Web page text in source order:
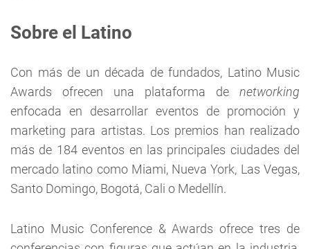
Sobre el Latino
Con más de un década de fundados, Latino Music
Awards ofrecen una plataforma de networking
enfocada en desarrollar eventos de promoción y
marketing para artistas. Los premios han realizado
más de 184 eventos en las principales ciudades del
mercado latino como Miami, Nueva York, Las Vegas,
Santo Domingo, Bogotá, Cali o Medellín.
Latino Music Conference & Awards ofrece tres de